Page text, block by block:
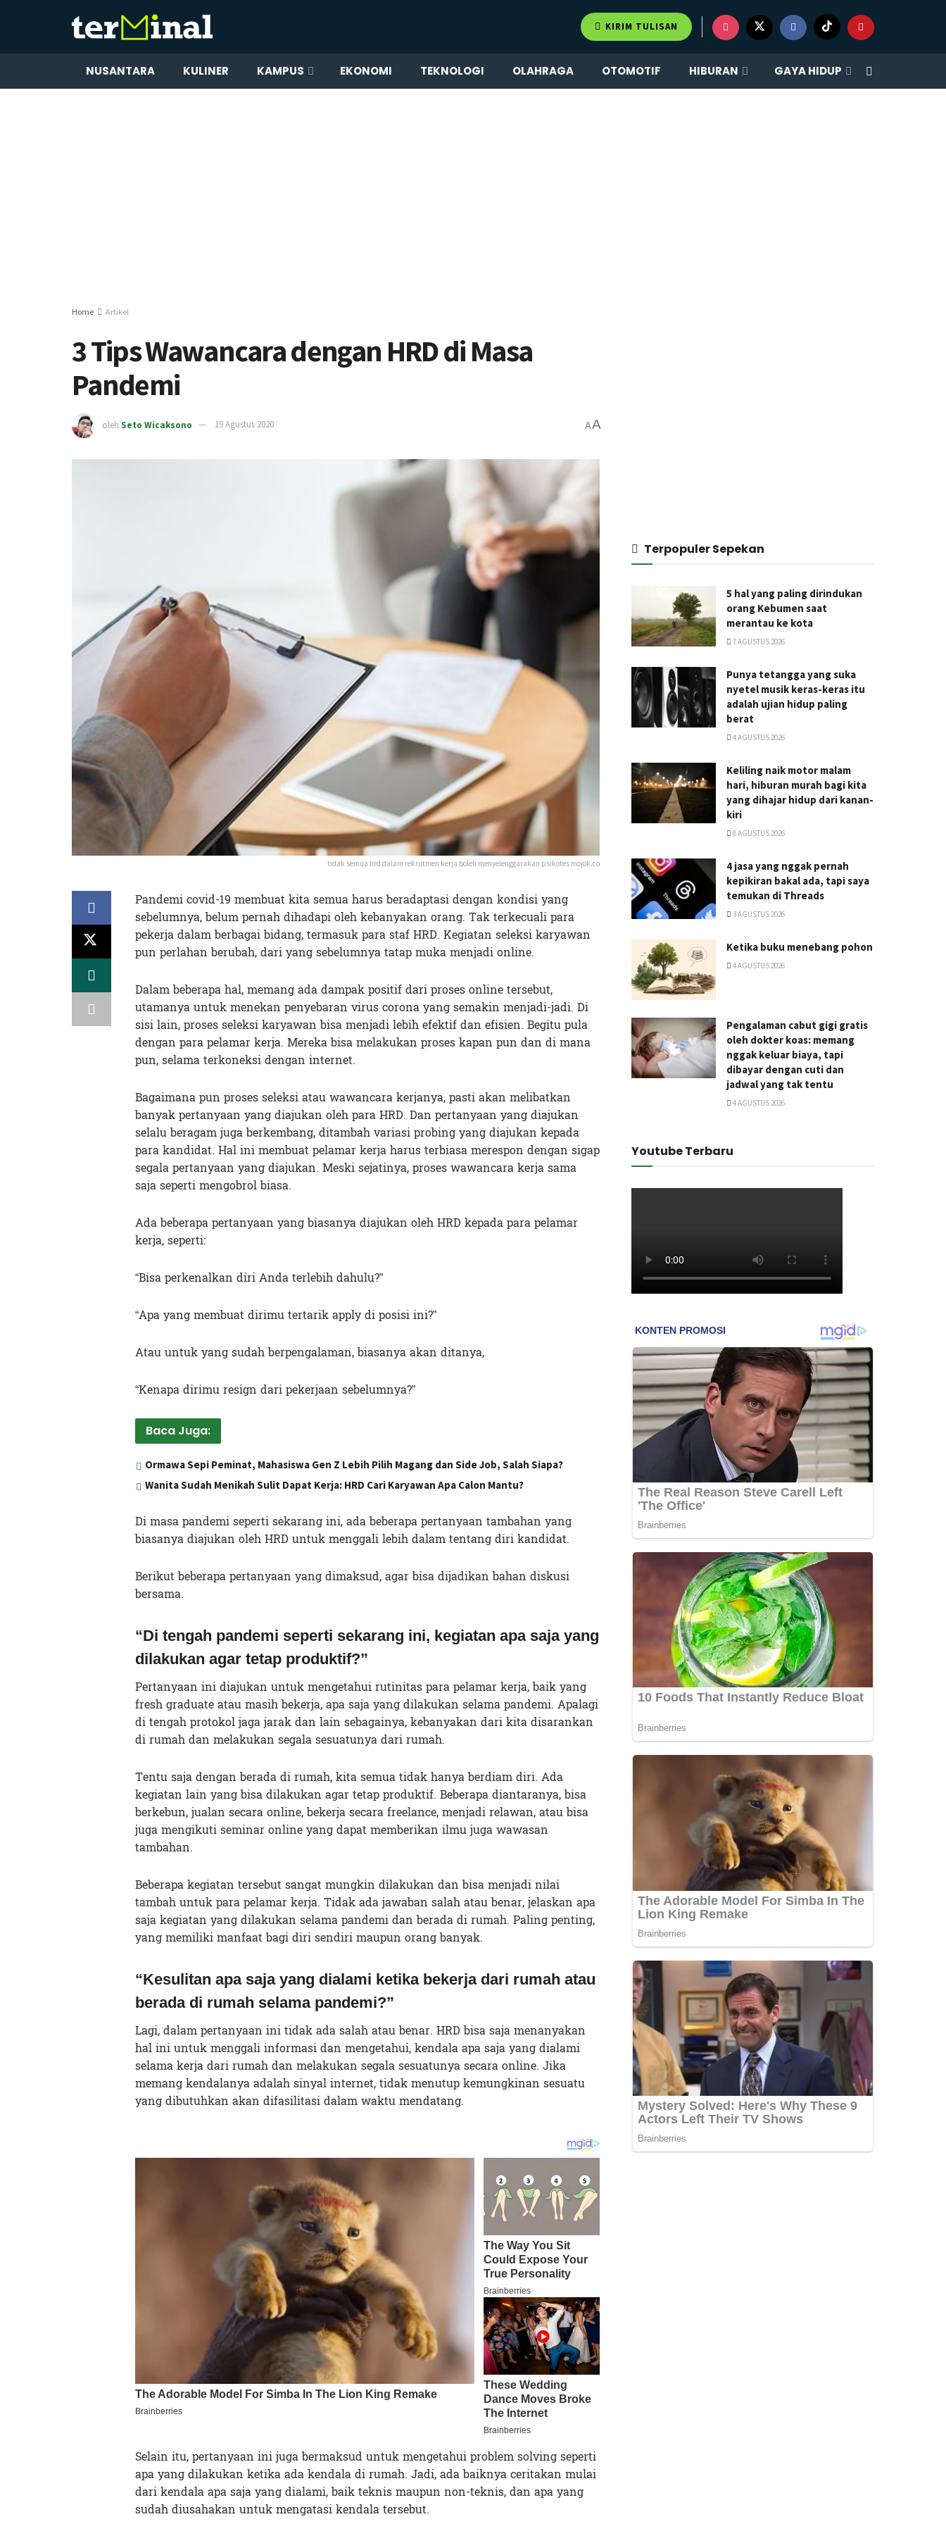
KIRIM TULISAN
NUSANTARA KULINER KAMPUS EKONOMI TEKNOLOGI OLAHRAGA OTOMOTIF HIBURAN GAYA HIDUP
Home Artikel
3 Tips Wawancara dengan HRD di Masa
Pandemi
oleh Seto Wicaksono 19 Agustus 2020 AA
tidak semua hrd dalam rekrutmen kerja boleh menyelenggarakan psikotes mojok.co
Pandemi covid-19 membuat kita semua harus beradaptasi dengan kondisi yang
sebelumnya, belum pernah dihadapi oleh kebanyakan orang. Tak terkecuali para
pekerja dalam berbagai bidang, termasuk para staf HRD. Kegiatan seleksi karyawan
pun perlahan berubah, dari yang sebelumnya tatap muka menjadi online.
Dalam beberapa hal, memang ada dampak positif dari proses online tersebut,
utamanya untuk menekan penyebaran virus corona yang semakin menjadi-jadi. Di
sisi lain, proses seleksi karyawan bisa menjadi lebih efektif dan efisien. Begitu pula
dengan para pelamar kerja. Mereka bisa melakukan proses kapan pun dan di mana
pun, selama terkoneksi dengan internet.
Bagaimana pun proses seleksi atau wawancara kerjanya, pasti akan melibatkan
banyak pertanyaan yang diajukan oleh para HRD. Dan pertanyaan yang diajukan
selalu beragam juga berkembang, ditambah variasi probing yang diajukan kepada
para kandidat. Hal ini membuat pelamar kerja harus terbiasa merespon dengan sigap
segala pertanyaan yang diajukan. Meski sejatinya, proses wawancara kerja sama
saja seperti mengobrol biasa.
Ada beberapa pertanyaan yang biasanya diajukan oleh HRD kepada para pelamar
kerja, seperti:
“Bisa perkenalkan diri Anda terlebih dahulu?”
“Apa yang membuat dirimu tertarik apply di posisi ini?”
Atau untuk yang sudah berpengalaman, biasanya akan ditanya,
“Kenapa dirimu resign dari pekerjaan sebelumnya?”
Baca Juga:
Ormawa Sepi Peminat, Mahasiswa Gen Z Lebih Pilih Magang dan Side Job, Salah Siapa?
Wanita Sudah Menikah Sulit Dapat Kerja: HRD Cari Karyawan Apa Calon Mantu?
Di masa pandemi seperti sekarang ini, ada beberapa pertanyaan tambahan yang
biasanya diajukan oleh HRD untuk menggali lebih dalam tentang diri kandidat.
Berikut beberapa pertanyaan yang dimaksud, agar bisa dijadikan bahan diskusi
bersama.
“Di tengah pandemi seperti sekarang ini, kegiatan apa saja yang
dilakukan agar tetap produktif?”
Pertanyaan ini diajukan untuk mengetahui rutinitas para pelamar kerja, baik yang
fresh graduate atau masih bekerja, apa saja yang dilakukan selama pandemi. Apalagi
di tengah protokol jaga jarak dan lain sebagainya, kebanyakan dari kita disarankan
di rumah dan melakukan segala sesuatunya dari rumah.
Tentu saja dengan berada di rumah, kita semua tidak hanya berdiam diri. Ada
kegiatan lain yang bisa dilakukan agar tetap produktif. Beberapa diantaranya, bisa
berkebun, jualan secara online, bekerja secara freelance, menjadi relawan, atau bisa
juga mengikuti seminar online yang dapat memberikan ilmu juga wawasan
tambahan.
Beberapa kegiatan tersebut sangat mungkin dilakukan dan bisa menjadi nilai
tambah untuk para pelamar kerja. Tidak ada jawaban salah atau benar, jelaskan apa
saja kegiatan yang dilakukan selama pandemi dan berada di rumah. Paling penting,
yang memiliki manfaat bagi diri sendiri maupun orang banyak.
“Kesulitan apa saja yang dialami ketika bekerja dari rumah atau
berada di rumah selama pandemi?”
Lagi, dalam pertanyaan ini tidak ada salah atau benar. HRD bisa saja menanyakan
hal ini untuk menggali informasi dan mengetahui, kendala apa saja yang dialami
selama kerja dari rumah dan melakukan segala sesuatunya secara online. Jika
memang kendalanya adalah sinyal internet, tidak menutup kemungkinan sesuatu
yang dibutuhkan akan difasilitasi dalam waktu mendatang.
Selain itu, pertanyaan ini juga bermaksud untuk mengetahui problem solving seperti
apa yang dilakukan ketika ada kendala di rumah. Jadi, ada baiknya ceritakan mulai
dari kendala apa saja yang dialami, baik teknis maupun non-teknis, dan apa yang
sudah diusahakan untuk mengatasi kendala tersebut.
Terpopuler Sepekan
5 hal yang paling dirindukan
orang Kebumen saat
merantau ke kota
7 AGUSTUS 2026
Punya tetangga yang suka
nyetel musik keras-keras itu
adalah ujian hidup paling
berat
4 AGUSTUS 2026
Keliling naik motor malam
hari, hiburan murah bagi kita
yang dihajar hidup dari kanan-
kiri
8 AGUSTUS 2026
4 jasa yang nggak pernah
kepikiran bakal ada, tapi saya
temukan di Threads
3 AGUSTUS 2026
Ketika buku menebang pohon
4 AGUSTUS 2026
Pengalaman cabut gigi gratis
oleh dokter koas: memang
nggak keluar biaya, tapi
dibayar dengan cuti dan
jadwal yang tak tentu
4 AGUSTUS 2026
Youtube Terbaru